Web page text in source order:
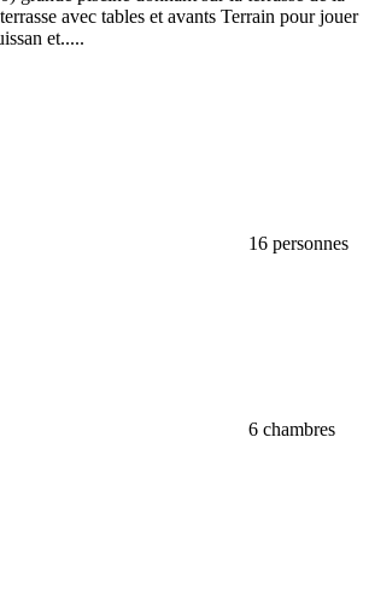
avec tables et avants Terrain pour jouer
et.....
16 personnes
6 chambres